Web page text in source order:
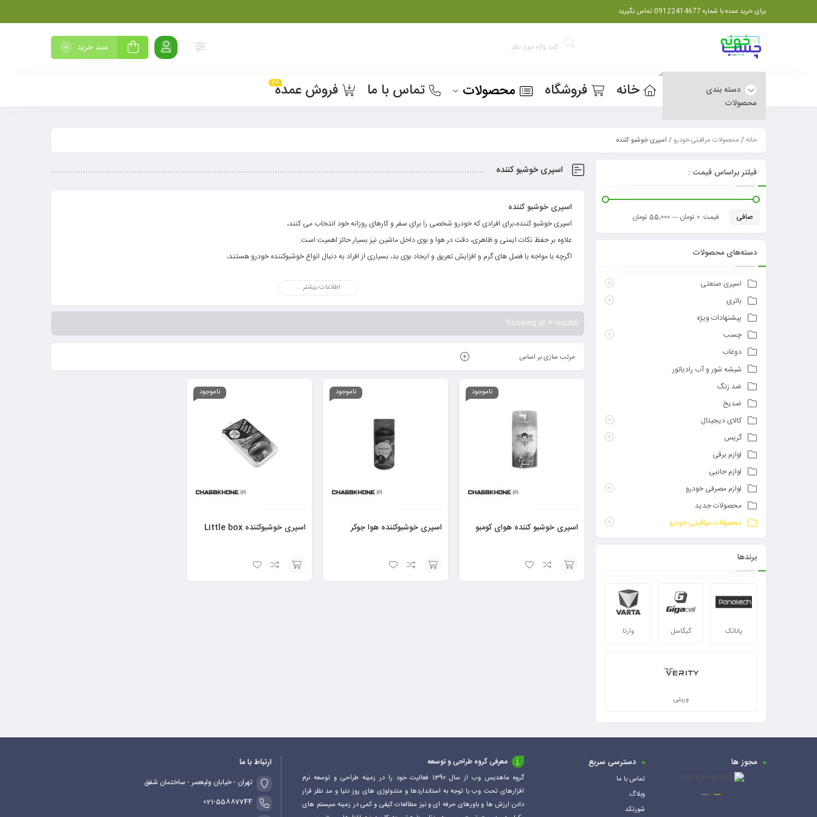
برای خرید عمده با شماره 09122414677 تماس بگیرید
سبد خرید 0
دسته بندی
محصولات
خانه فروشگاه محصولات تماس با ما فروش عمدهداغ
خانه/ محصولات مراقبتی خودرو/ اسپری خوشبو کننده
اسپری خوشبو کننده
اسپری خوشبو کننده
اسپری خوشبو کننده،برای افرادی که خودرو شخصی را برای سفر و کارهای روزانه خود انتخاب می کنند،
علاوه بر حفظ نکات ایمنی و ظاهری، دقت در هوا و بوی داخل ماشین نیز بسیار حائز اهمیت است.
اگرچه با مواجه با فصل های گرم و افزایش تعریق و ایجاد بوی بد، بسیاری از افراد به دنبال انواع خوشبوکننده خودرو هستند،
از آنجایی که خیلی از افراد ساعات زیادی را در اتومبیل هایشان و در حین رانندگی سپری می کنند، استفاده از مدل های متنوع خوشبو کننده ماشین و بوگیر خودرو می تواند تاثیر
اطلاعات بیشتر ...
Showing all 3 results
مرتب سازی بر اساس
ناموجود
اسپری خوشبو کننده هوای کومبو
ناموجود
اسپری خوشبوکننده هوا جوکر
ناموجود
اسپری خوشبو‌کننده Little box
فیلتر براساس قیمت :
صافی قيمت: 0 تومان —55,000 تومان
دسته‌های محصولات
اسپری صنعتی
باتری
پیشنهادات ویژه
چسب
دوغاب
شیشه شور و آب رادیاتور
ضد زنگ
ضدیخ
کالای دیجیتال
گریس
لوازم برقی
لوازم جانبی
لوازم مصرفی خودرو
محصولات جدید
محصولات مراقبتی خودرو
برندها
پاناتک گیگاسل وارتا
وریتی
مجوز ها دسترسی سریع
تماس با ما
وبلاگ
شورتکد
معرفی گروه طراحی و توسعه
گروه ماهدیس وب از سال 1390 فعالیت خود را در زمینه طراحی و توسعه نرم
افزارهای تحت وب با توجه به استانداردها و متدولوژی های روز دنیا و مد نظر قرار
دادن ارزش ها و باورهای حرفه ای و نیز مطالعات کیفی و کمی در زمینه سیستم های
ارتباط با ما
تهران - خیابان ولیعصر - ساختمان شفق
021-55887744